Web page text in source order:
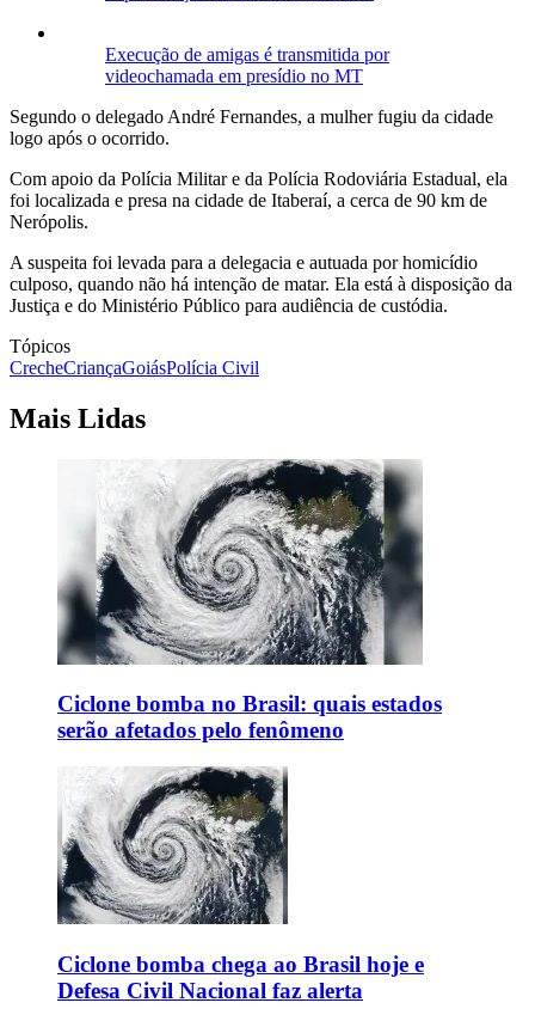
Execução de amigas é transmitida por
videochamada em presídio no MT
Segundo o delegado André Fernandes, a mulher fugiu da cidade
logo após o ocorrido.
Com apoio da Polícia Militar e da Polícia Rodoviária Estadual, ela
foi localizada e presa na cidade de Itaberaí, a cerca de 90 km de
Nerópolis.
A suspeita foi levada para a delegacia e autuada por homicídio
culposo, quando não há intenção de matar. Ela está à disposição da
Justiça e do Ministério Público para audiência de custódia.
Tópicos
CrecheCriançaGoiásPolícia Civil
Mais Lidas
Ciclone bomba no Brasil: quais estados
serão afetados pelo fenômeno
Ciclone bomba chega ao Brasil hoje e
Defesa Civil Nacional faz alerta